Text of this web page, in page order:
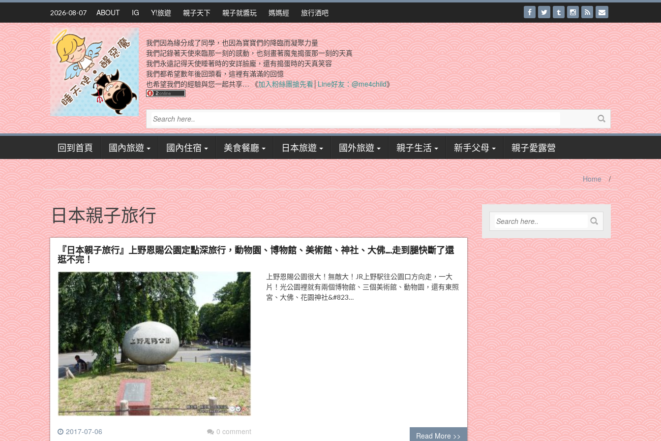
Skip
content
2026-08-07 ABOUT IG Y!旅遊 親子天下 親子就醬玩 媽媽經 旅行酒吧
我們因為緣分成了同學，也因為寶寶們的降臨而凝聚力量
我們記錄著天使來臨那一刻的感動，也刻畫著魔鬼搗蛋那一刻的天真
我們永遠記得天使睡著時的安詳臉龐，還有搗蛋時的天真笑容
我們都希望數年後回頭看，這裡有滿滿的回憶
也希望我們的經驗與您一起共享… 《加入粉絲團搶先看│Line好友：@me4child》
回到首頁 國內旅遊 國內住宿 美食餐廳 日本旅遊 國外旅遊 親子生活 新手父母 親子愛露營
Home /
日本親子旅行
『日本親子旅行』上野恩賜公園定點深旅行，動物園、博物館、美術館、神社、大佛….走到腿快斷了還
逛不完！
2017-07-06 0 comment
上野恩賜公園很大！無敵大！JR上野駅往公園口方向走，一大
片！光公園裡就有兩個博物館、三個美術館、動物園，還有東照
宮、大佛、花園神社&#823…
Read More >>